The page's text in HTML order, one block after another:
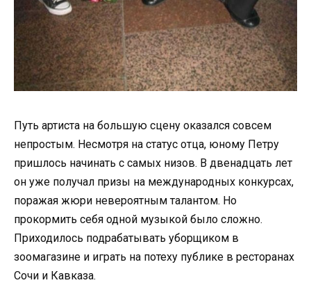
Путь артиста на большую сцену оказался совсем
непростым. Несмотря на статус отца, юному Петру
пришлось начинать с самых низов. В двенадцать лет
он уже получал призы на международных конкурсах,
поражая жюри невероятным талантом. Но
прокормить себя одной музыкой было сложно.
Приходилось подрабатывать уборщиком в
зоомагазине и играть на потеху публике в ресторанах
Сочи и Кавказа.